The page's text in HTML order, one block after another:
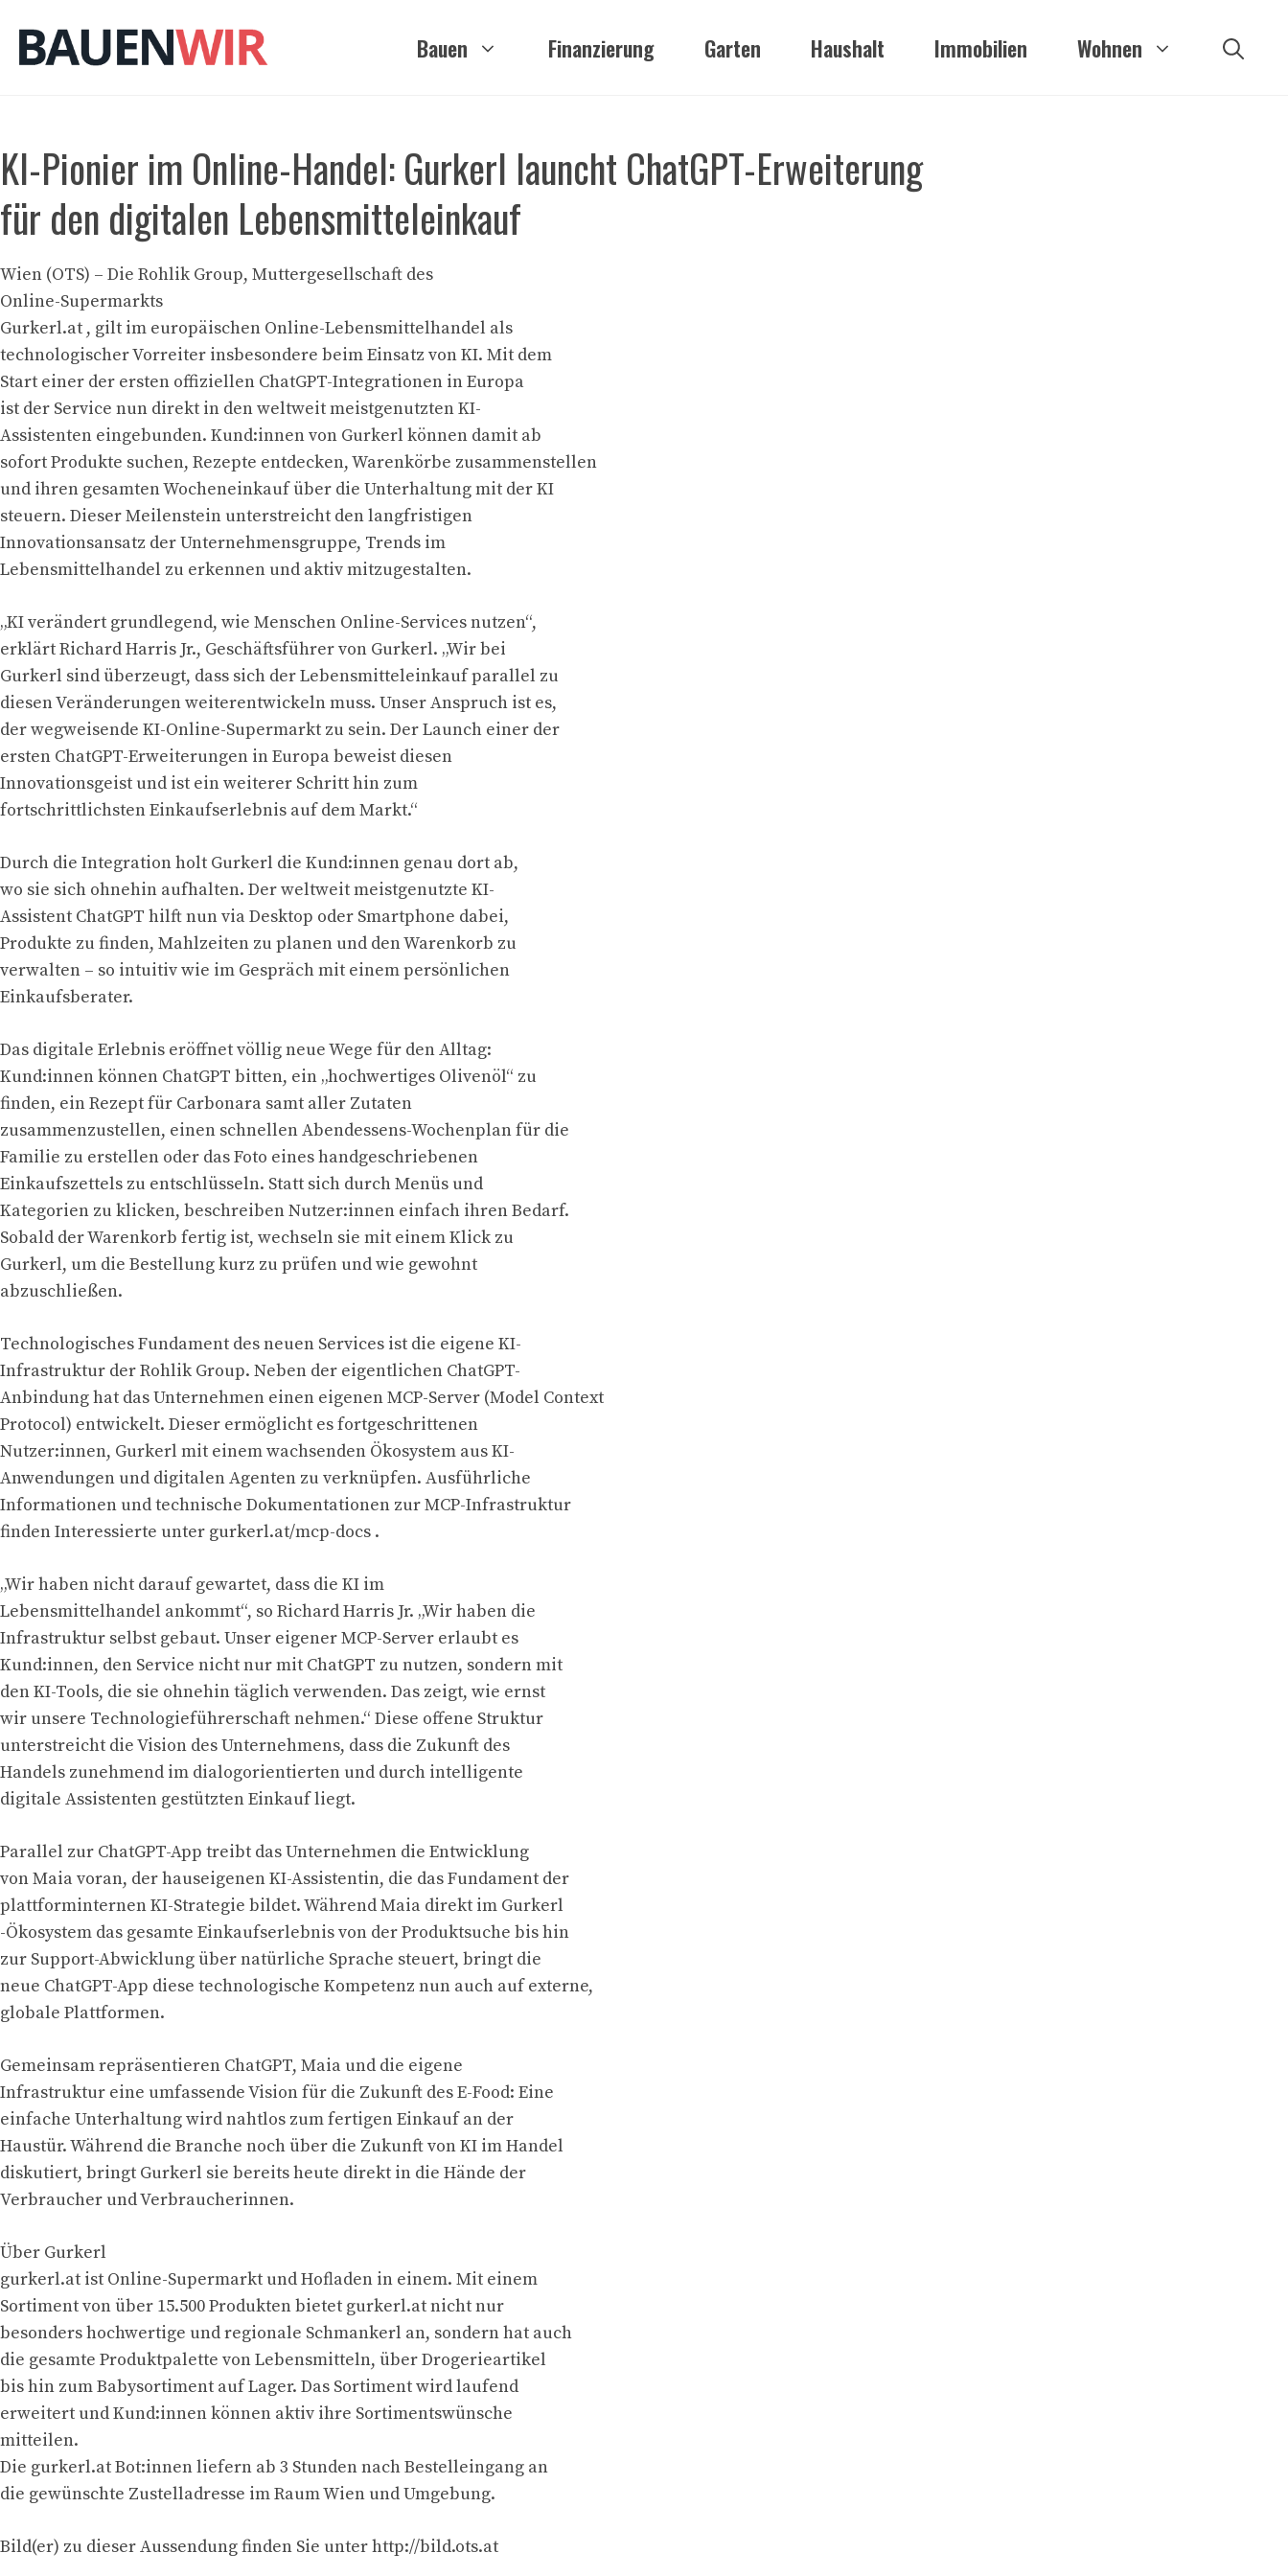
Inhalt
springen
Bauen Finanzierung Garten Haushalt Immobilien Wohnen
KI-Pionier im Online-Handel: Gurkerl launcht ChatGPT-Erweiterung
für den digitalen Lebensmitteleinkauf
Wien (OTS) – Die Rohlik Group, Muttergesellschaft des
Online-Supermarkts
Gurkerl.at , gilt im europäischen Online-Lebensmittelhandel als
technologischer Vorreiter insbesondere beim Einsatz von KI. Mit dem
Start einer der ersten offiziellen ChatGPT-Integrationen in Europa
ist der Service nun direkt in den weltweit meistgenutzten KI-
Assistenten eingebunden. Kund:innen von Gurkerl können damit ab
sofort Produkte suchen, Rezepte entdecken, Warenkörbe zusammenstellen
und ihren gesamten Wocheneinkauf über die Unterhaltung mit der KI
steuern. Dieser Meilenstein unterstreicht den langfristigen
Innovationsansatz der Unternehmensgruppe, Trends im
Lebensmittelhandel zu erkennen und aktiv mitzugestalten.
„KI verändert grundlegend, wie Menschen Online-Services nutzen“,
erklärt Richard Harris Jr., Geschäftsführer von Gurkerl. „Wir bei
Gurkerl sind überzeugt, dass sich der Lebensmitteleinkauf parallel zu
diesen Veränderungen weiterentwickeln muss. Unser Anspruch ist es,
der wegweisende KI-Online-Supermarkt zu sein. Der Launch einer der
ersten ChatGPT-Erweiterungen in Europa beweist diesen
Innovationsgeist und ist ein weiterer Schritt hin zum
fortschrittlichsten Einkaufserlebnis auf dem Markt.“
Durch die Integration holt Gurkerl die Kund:innen genau dort ab,
wo sie sich ohnehin aufhalten. Der weltweit meistgenutzte KI-
Assistent ChatGPT hilft nun via Desktop oder Smartphone dabei,
Produkte zu finden, Mahlzeiten zu planen und den Warenkorb zu
verwalten – so intuitiv wie im Gespräch mit einem persönlichen
Einkaufsberater.
Das digitale Erlebnis eröffnet völlig neue Wege für den Alltag:
Kund:innen können ChatGPT bitten, ein „hochwertiges Olivenöl“ zu
finden, ein Rezept für Carbonara samt aller Zutaten
zusammenzustellen, einen schnellen Abendessens-Wochenplan für die
Familie zu erstellen oder das Foto eines handgeschriebenen
Einkaufszettels zu entschlüsseln. Statt sich durch Menüs und
Kategorien zu klicken, beschreiben Nutzer:innen einfach ihren Bedarf.
Sobald der Warenkorb fertig ist, wechseln sie mit einem Klick zu
Gurkerl, um die Bestellung kurz zu prüfen und wie gewohnt
abzuschließen.
Technologisches Fundament des neuen Services ist die eigene KI-
Infrastruktur der Rohlik Group. Neben der eigentlichen ChatGPT-
Anbindung hat das Unternehmen einen eigenen MCP-Server (Model Context
Protocol) entwickelt. Dieser ermöglicht es fortgeschrittenen
Nutzer:innen, Gurkerl mit einem wachsenden Ökosystem aus KI-
Anwendungen und digitalen Agenten zu verknüpfen. Ausführliche
Informationen und technische Dokumentationen zur MCP-Infrastruktur
finden Interessierte unter gurkerl.at/mcp-docs .
„Wir haben nicht darauf gewartet, dass die KI im
Lebensmittelhandel ankommt“, so Richard Harris Jr. „Wir haben die
Infrastruktur selbst gebaut. Unser eigener MCP-Server erlaubt es
Kund:innen, den Service nicht nur mit ChatGPT zu nutzen, sondern mit
den KI-Tools, die sie ohnehin täglich verwenden. Das zeigt, wie ernst
wir unsere Technologieführerschaft nehmen.“ Diese offene Struktur
unterstreicht die Vision des Unternehmens, dass die Zukunft des
Handels zunehmend im dialogorientierten und durch intelligente
digitale Assistenten gestützten Einkauf liegt.
Parallel zur ChatGPT-App treibt das Unternehmen die Entwicklung
von Maia voran, der hauseigenen KI-Assistentin, die das Fundament der
plattforminternen KI-Strategie bildet. Während Maia direkt im Gurkerl
-Ökosystem das gesamte Einkaufserlebnis von der Produktsuche bis hin
zur Support-Abwicklung über natürliche Sprache steuert, bringt die
neue ChatGPT-App diese technologische Kompetenz nun auch auf externe,
globale Plattformen.
Gemeinsam repräsentieren ChatGPT, Maia und die eigene
Infrastruktur eine umfassende Vision für die Zukunft des E-Food: Eine
einfache Unterhaltung wird nahtlos zum fertigen Einkauf an der
Haustür. Während die Branche noch über die Zukunft von KI im Handel
diskutiert, bringt Gurkerl sie bereits heute direkt in die Hände der
Verbraucher und Verbraucherinnen.
Über Gurkerl
gurkerl.at ist Online-Supermarkt und Hofladen in einem. Mit einem
Sortiment von über 15.500 Produkten bietet gurkerl.at nicht nur
besonders hochwertige und regionale Schmankerl an, sondern hat auch
die gesamte Produktpalette von Lebensmitteln, über Drogerieartikel
bis hin zum Babysortiment auf Lager. Das Sortiment wird laufend
erweitert und Kund:innen können aktiv ihre Sortimentswünsche
mitteilen.
Die gurkerl.at Bot:innen liefern ab 3 Stunden nach Bestelleingang an
die gewünschte Zustelladresse im Raum Wien und Umgebung.
Bild(er) zu dieser Aussendung finden Sie unter http://bild.ots.at